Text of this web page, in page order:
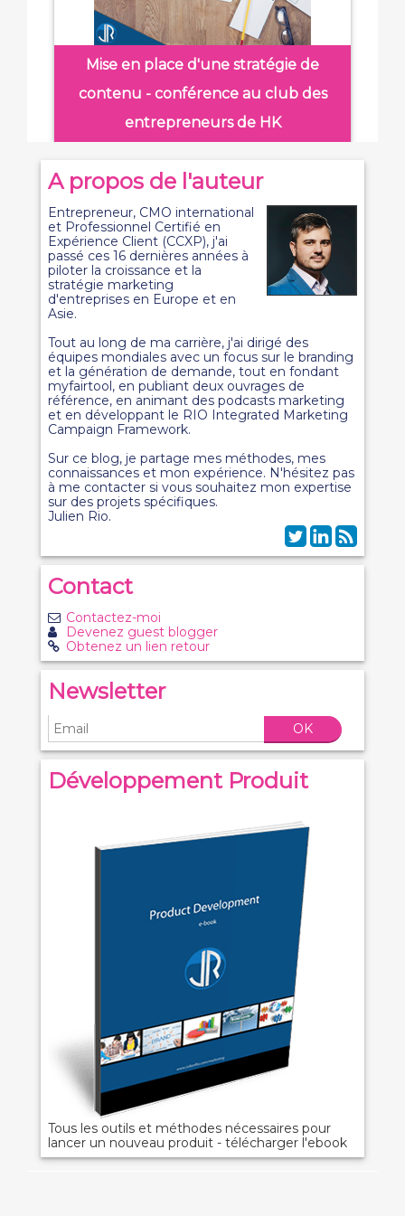
Mise en place d'une stratégie de
contenu - conférence au club des
entrepreneurs de HK
A propos de l'auteur
Entrepreneur, CMO international
et Professionnel Certifié en
Expérience Client (CCXP), j'ai
passé ces 16 dernières années à
piloter la croissance et la
stratégie marketing
d'entreprises en Europe et en
Asie.
Tout au long de ma carrière, j'ai dirigé des
équipes mondiales avec un focus sur le branding
et la génération de demande, tout en fondant
myfairtool, en publiant deux ouvrages de
référence, en animant des podcasts marketing
et en développant le RIO Integrated Marketing
Campaign Framework.
Sur ce blog, je partage mes méthodes, mes
connaissances et mon expérience. N'hésitez pas
à me contacter si vous souhaitez mon expertise
sur des projets spécifiques.
Julien Rio.
Contact
Contactez-moi
Devenez guest blogger
Obtenez un lien retour
Newsletter
OK
Développement Produit
Tous les outils et méthodes nécessaires pour
lancer un nouveau produit - télécharger l'ebook